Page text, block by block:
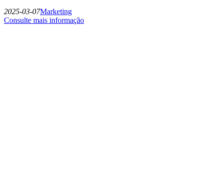
2025-03-07Marketing
Consulte mais informação